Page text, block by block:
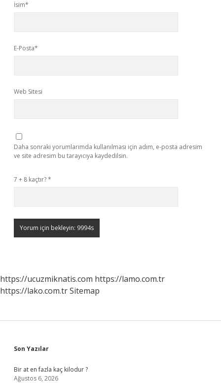
İsim*
E-Posta*
Web Sitesi
Daha sonraki yorumlarımda kullanılması için adım, e-posta adresim
ve site adresim bu tarayıcıya kaydedilsin.
7 + 8 kaçtır?*
https://ucuzmiknatis.com https://lamo.com.tr
https://lako.com.trSitemap
Sidebar
Son Yazılar
Bir at en fazla kaç kilodur ?
Ağustos 6, 2026